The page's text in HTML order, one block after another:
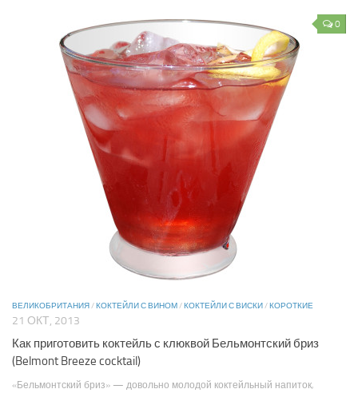
0
ВЕЛИКОБРИТАНИЯ / КОКТЕЙЛИ С ВИНОМ / КОКТЕЙЛИ С ВИСКИ / КОРОТКИЕ
21 ОКТ, 2013
Как приготовить коктейль с клюквой Бельмонтский бриз
(Belmont Breeze cocktail)
«Бельмонтский бриз» — довольно молодой коктейльный напиток,